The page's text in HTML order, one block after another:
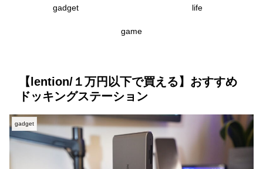
gadget life
game
【lention/１万円以下で買える】おすすめ
ドッキングステーション
gadget